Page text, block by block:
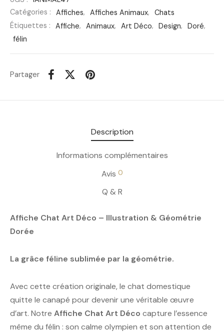
Catégories :
Affiches, Affiches Animaux,
Chats
Étiquettes :
Affiche, Animaux, Art Déco, Design, Doré,
félin
Partager
Description
Informations complémentaires
Avis 0
Q & R
Affiche Chat Art Déco – Illustration & Géométrie
Dorée
La grâce féline sublimée par la géométrie.
Avec cette création originale, le chat domestique
quitte le canapé pour devenir une véritable œuvre
d’art. Notre Affiche Chat Art Déco capture l’essence
même du félin : son calme olympien et son attention de